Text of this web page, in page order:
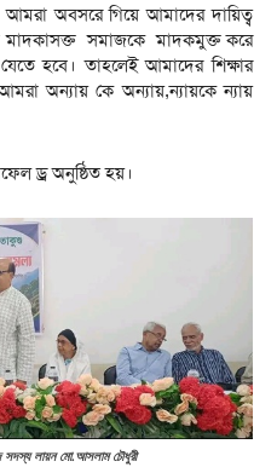
অবসরে গিয়ে আমাদের দায়িত্ব
মাদকাসক্ত সমাজকে মাদকমুক্ত করে
হবে। তাহলেই আমাদের শিক্ষার
অন্যায় কে অন্যায়,ন্যায়কে ন্যায়
ড্র অনুষ্ঠিত হয়।
সদস্য লায়ন মো.আসলাম চৌধুরী